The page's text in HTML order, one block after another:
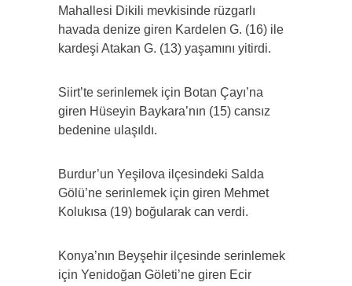
Mahallesi Dikili mevkisinde rüzgarlı
havada denize giren Kardelen G. (16) ile
kardeşi Atakan G. (13) yaşamını yitirdi.
Siirt’te serinlemek için Botan Çayı’na
giren Hüseyin Baykara’nın (15) cansız
bedenine ulaşıldı.
Burdur’un Yeşilova ilçesindeki Salda
Gölü’ne serinlemek için giren Mehmet
Kolukısa (19) boğularak can verdi.
Konya’nın Beyşehir ilçesinde serinlemek
için Yenidoğan Göleti’ne giren Ecir